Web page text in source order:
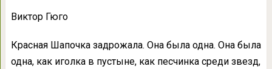
Виктор Гюго
Красная Шапочка задрожала. Она была одна. Она была
одна, как иголка в пустыне, как песчинка среди звезд,